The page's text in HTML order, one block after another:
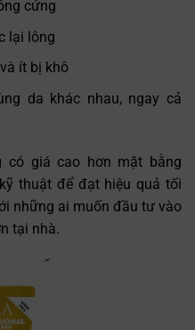
cứng
lại lông
ít bị khô
da khác nhau, ngay cả
có giá cao hơn mặt bằng
thuật để đạt hiệu quả tối
những ai muốn đầu tư vào
tại nhà.